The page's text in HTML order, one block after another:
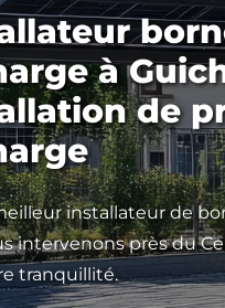
à
de
installateur de
intervenons près du
tranquillité.